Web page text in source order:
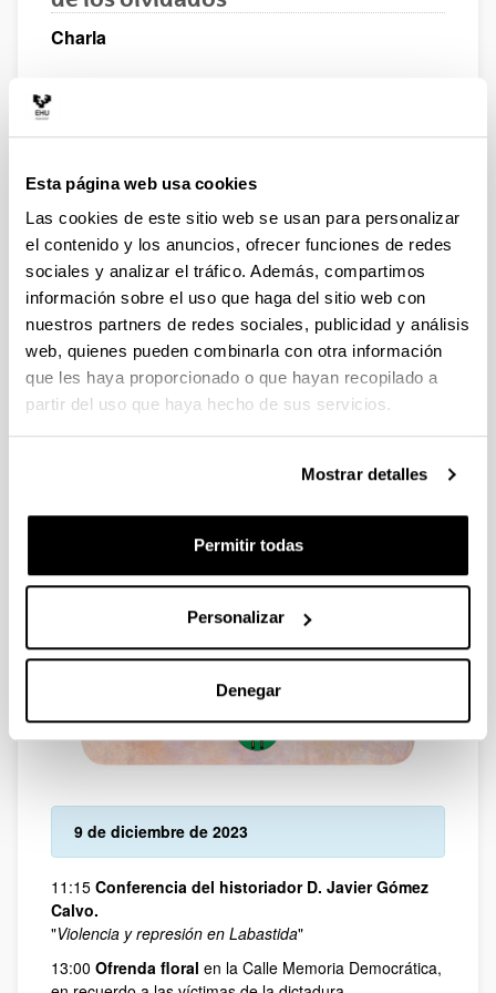
Esta página web usa cookies
Las cookies de este sitio web se usan para personalizar
el contenido y los anuncios, ofrecer funciones de redes
sociales y analizar el tráfico. Además, compartimos
información sobre el uso que haga del sitio web con
nuestros partners de redes sociales, publicidad y análisis
web, quienes pueden combinarla con otra información
que les haya proporcionado o que hayan recopilado a
partir del uso que haya hecho de sus servicios.
Mostrar detalles
Permitir todas
Personalizar
Denegar
Charla
9 de diciembre de 2023
11:15 Conferencia del historiador D. Javier Gómez
Calvo.
"Violencia y represión en Labastida"
13:00 Ofrenda floral en la Calle Memoria Democrática,